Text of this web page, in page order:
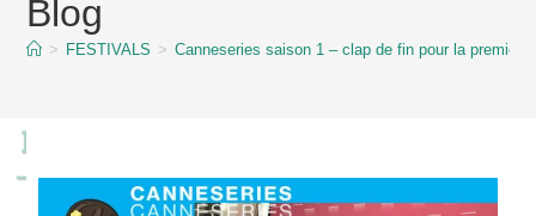
contentBlog
> FESTIVALS > Canneseries saison 1 – clap de fin pour la première